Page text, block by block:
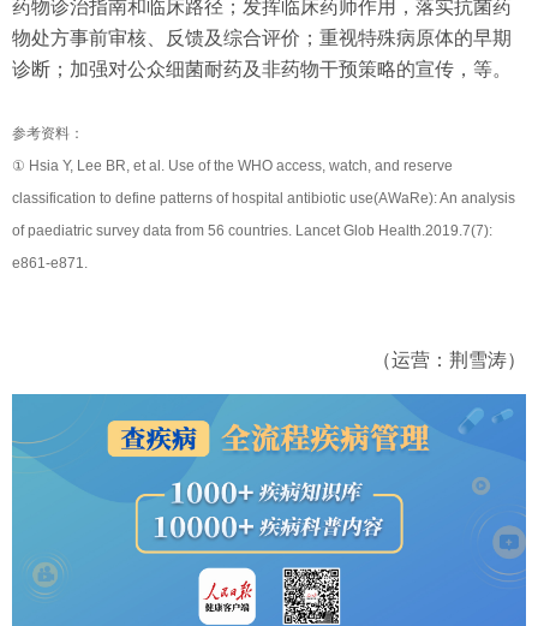
药物诊治指南和临床路径；发挥临床药师作用，落实抗菌药
物处方事前审核、反馈及综合评价；重视特殊病原体的早期
诊断；加强对公众细菌耐药及非药物干预策略的宣传，等。
参考资料：
① Hsia Y, Lee BR, et al. Use of the WHO access, watch, and reserve
classification to define patterns of hospital antibiotic use(AWaRe): An analysis
of paediatric survey data from 56 countries. Lancet Glob Health.2019.7(7):
e861-e871.
（运营：荆雪涛）